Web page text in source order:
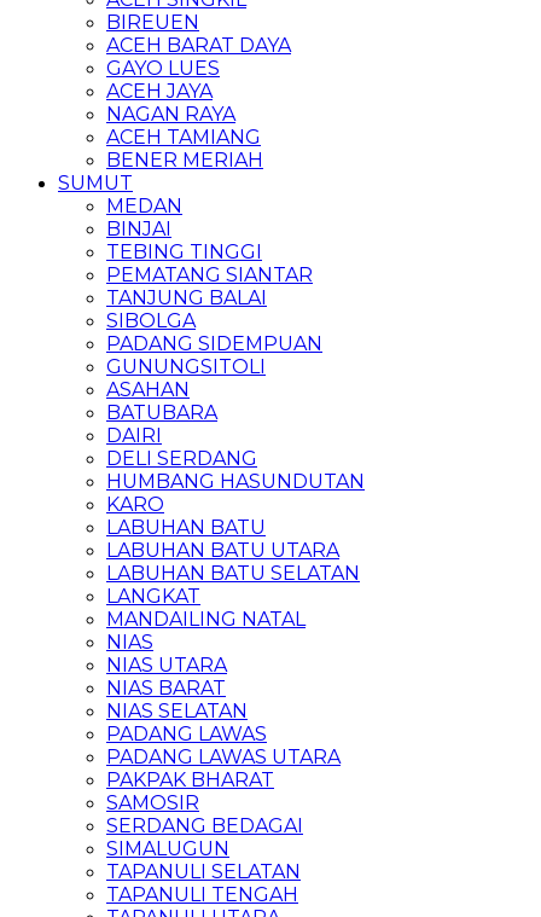
BIREUEN
ACEH BARAT DAYA
GAYO LUES
ACEH JAYA
NAGAN RAYA
ACEH TAMIANG
BENER MERIAH
SUMUT
MEDAN
BINJAI
TEBING TINGGI
PEMATANG SIANTAR
TANJUNG BALAI
SIBOLGA
PADANG SIDEMPUAN
GUNUNGSITOLI
ASAHAN
BATUBARA
DAIRI
DELI SERDANG
HUMBANG HASUNDUTAN
KARO
LABUHAN BATU
LABUHAN BATU UTARA
LABUHAN BATU SELATAN
LANGKAT
MANDAILING NATAL
NIAS
NIAS UTARA
NIAS BARAT
NIAS SELATAN
PADANG LAWAS
PADANG LAWAS UTARA
PAKPAK BHARAT
SAMOSIR
SERDANG BEDAGAI
SIMALUGUN
TAPANULI SELATAN
TAPANULI TENGAH